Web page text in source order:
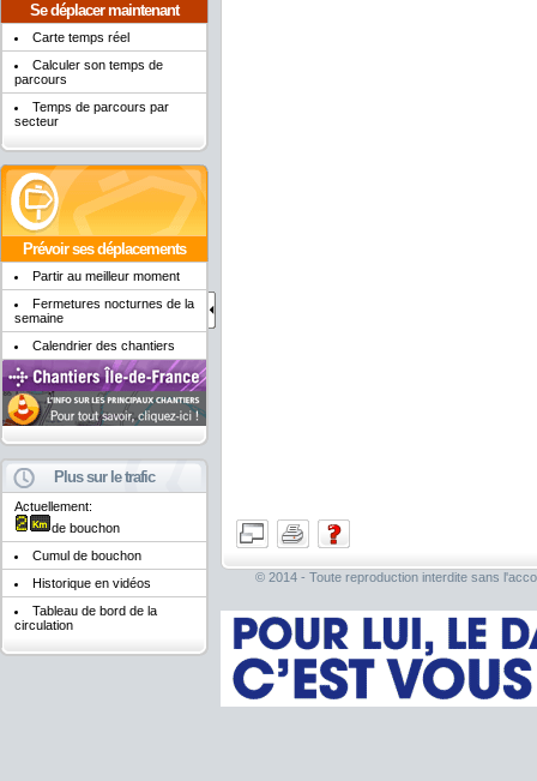
Se déplacer maintenant
Carte temps réel
Calculer son temps de
parcours
Temps de parcours par
secteur
Prévoir ses déplacements
Partir au meilleur moment
Fermetures nocturnes de la
semaine
Calendrier des chantiers
Plus sur le trafic
Actuellement:
de bouchon
Cumul de bouchon
Historique en vidéos
Tableau de bord de la
circulation
© 2014 - Toute reproduction interdite sans